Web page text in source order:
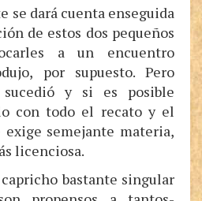
dará cuenta enseguida
de estos dos pequeños
a un encuentro
por supuesto. Pero
sucedió y si es posible
con todo el recato y el
semejante materia,
licenciosa.
bastante singular